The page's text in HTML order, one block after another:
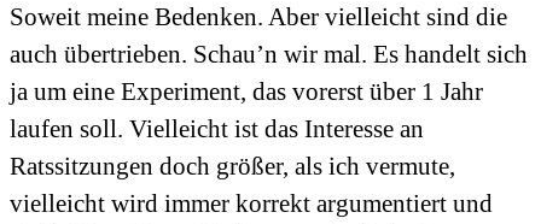
Soweit meine Bedenken. Aber vielleicht sind die
auch übertrieben. Schau’n wir mal. Es handelt sich
ja um eine Experiment, das vorerst über 1 Jahr
laufen soll. Vielleicht ist das Interesse an
Ratssitzungen doch größer, als ich vermute,
vielleicht wird immer korrekt argumentiert und